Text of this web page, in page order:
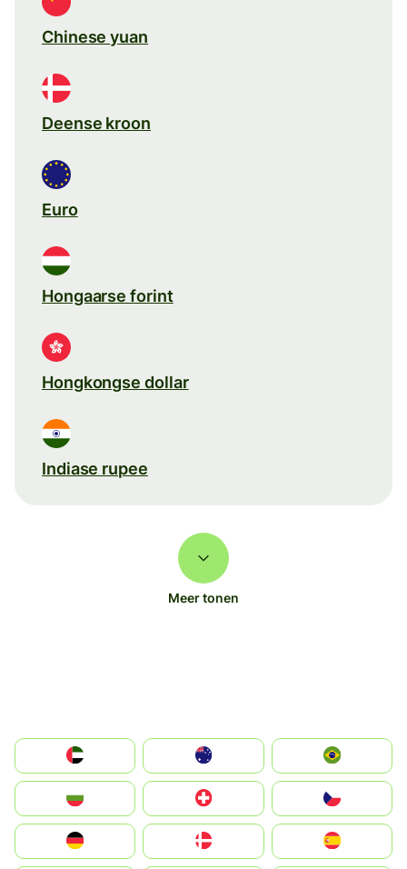
Chinese yuan
Deense kroon
Euro
Hongaarse forint
Hongkongse dollar
Indiase rupee
Meer tonen
الإمارات العربية المتحدة
Switzerland
Deutschland